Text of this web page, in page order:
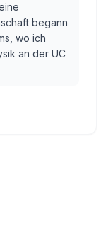
begann
wo ich
an der UC